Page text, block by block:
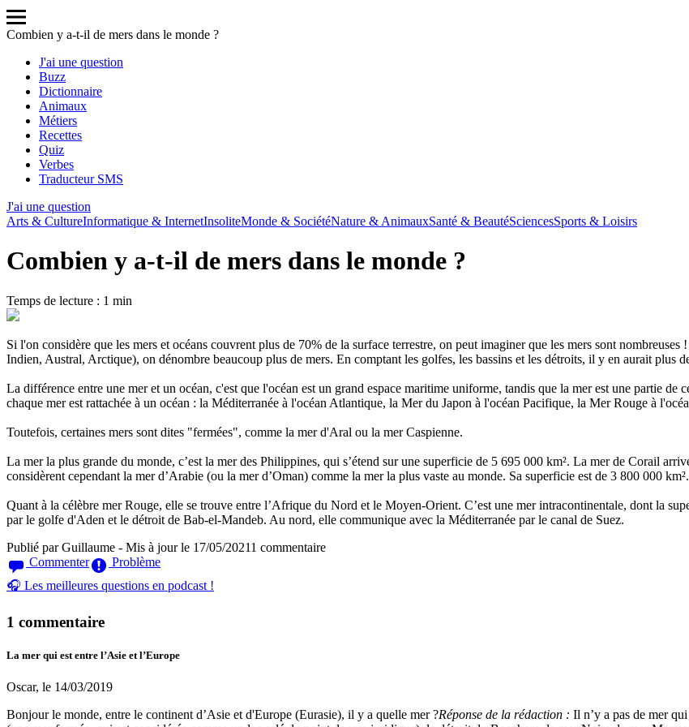
Combien y a-t-il de mers dans le monde ?
J'ai une question
Buzz
Dictionnaire
Animaux
Métiers
Recettes
Quiz
Verbes
Traducteur SMS
J'ai une question
Arts & CultureInformatique & InternetInsoliteMonde & SociétéNature & AnimauxSanté & BeautéSciencesSports & Loisirs
Combien y a-t-il de mers dans le monde ?
Temps de lecture : 1 min
Si l'on considère que les mers et océans couvrent plus de 70% de la surface terrestre, on peut imaginer que les mers sont
Indien, Austral, Arctique), on dénombre beaucoup plus de mers. En comptant les golfes, les bassins et les détroits, il y en aurait plus
La différence entre une mer et un océan, c'est que l'océan est un grand espace maritime uniforme, tandis que la mer est une partie de
chaque mer est rattachée à un océan : la Méditerranée à l'océan Atlantique, la Mer du Japon à l'océan Pacifique, la Mer Rouge à
Toutefois, certaines mers sont dites "fermées", comme la mer d'Aral ou la mer Caspienne.
La mer la plus grande du monde, c’est la mer des Philippines, qui s’étend sur une superficie de 5 695 000 km². La mer de Corail
considèrent cependant la mer d’Arabie (ou la mer d’Oman) comme la mer la plus vaste au monde. Sa superficie est de 3 800 000 km².
Quant à la célèbre mer Rouge, elle se trouve entre l’Afrique du Nord et le Moyen-Orient. C’est une mer intracontinentale, dont la
par le golfe d'Aden et le détroit de Bab-el-Mandeb. Au nord, elle communique avec la Méditerranée par le canal de Suez.
Publié parGuillaume - Mis à jour le 17/05/20211 commentaire
Commenter
Problème
🎧 Les meilleures questions en podcast !
1 commentaire
La mer qui est entre l’Asie et l’Europe
Oscar, le 14/03/2019
Bonjour le monde, entre le continent d’Asie et d'Europe (Eurasie), il y a quelle mer ?Réponse de la rédaction : Il n’y a pas de mer